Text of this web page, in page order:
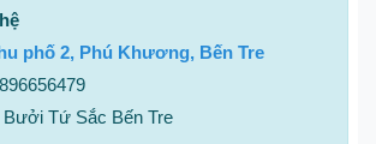
phố 2, Phú Khương, Bến Tre
Bưởi Tứ Sắc Bến Tre